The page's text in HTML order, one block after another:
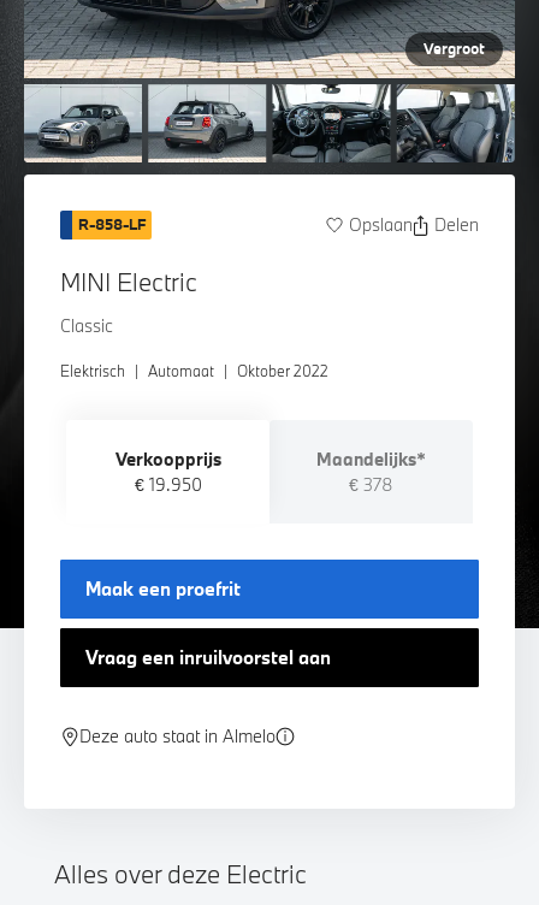
Vergroot
R-858-LF Opslaan Delen
MINI Electric
Classic
Elektrisch | Automaat | Oktober 2022
Verkoopprijs
€ 19.950
Maandelijks*
€ 378
Maak een proefrit
Vraag een inruilvoorstel aan
Deze auto staat in Almelo
Alles over deze Electric